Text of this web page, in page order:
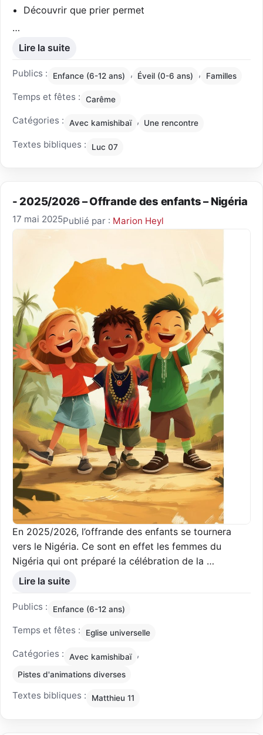
Découvrir que prier permet
…
Lire la suite
Publics : Enfance (6-12 ans) , Éveil (0-6 ans) , Familles
Temps et fêtes : Carême
Catégories : Avec kamishibaï , Une rencontre
Textes bibliques : Luc 07
- 2025/2026 – Offrande des enfants – Nigéria
17 mai 2025Publié par : Marion Heyl
En 2025/2026, l’offrande des enfants se tournera
vers le Nigéria. Ce sont en effet les femmes du
Nigéria qui ont préparé la célébration de la …
Lire la suite
Publics : Enfance (6-12 ans)
Temps et fêtes : Eglise universelle
Catégories : Avec kamishibaï ,
Pistes d'animations diverses
Textes bibliques : Matthieu 11